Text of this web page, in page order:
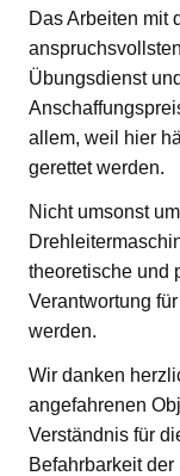
Das Arbeiten mit
Übungsdienst
allem, weil hier
gerettet werden.
Nicht umsonst
theoretische und
Verantwortung
werden.
Wir danken
angefahrenen
Verständnis für
Befahrbarkeit der